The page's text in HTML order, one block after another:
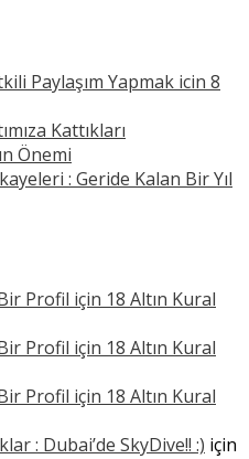
Paylaşım Yapmak icin 8
Kattıkları
Önemi
: Geride Kalan Bir Yıl
Profil için 18 Altın Kural
Profil için 18 Altın Kural
Profil için 18 Altın Kural
: Dubai’de SkyDive!! :) için